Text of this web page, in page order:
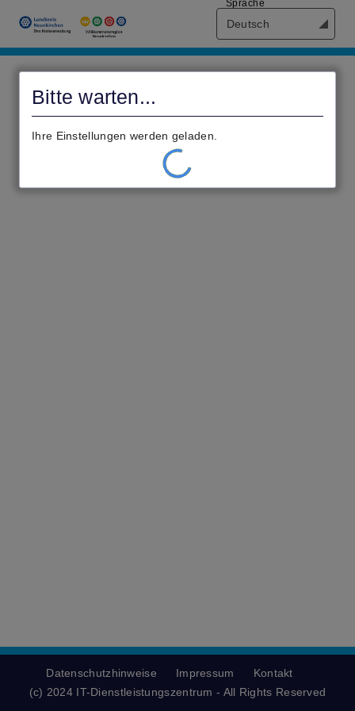
Bitte warten...
Ihre Einstellungen werden geladen.
Deutsch
Sprache
Datenschutzhinweise Impressum
Kontakt
(c) 2024 IT-Dienstleistungszentrum - All Rights Reserved